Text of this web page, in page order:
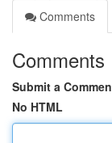
Comments
Comments
Submit a
No HTML